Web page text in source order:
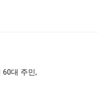
대 주민,